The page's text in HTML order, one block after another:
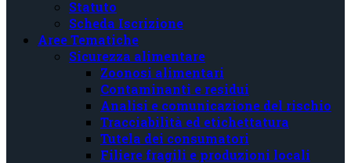
Statuto
Scheda Iscrizione
Aree Tematiche
Sicurezza alimentare
Zoonosi alimentari
Contaminanti e residui
Analisi e comunicazione del rischio
Tracciabilità ed etichettatura
Tutela dei consumatori
Filiere fragili e produzioni locali